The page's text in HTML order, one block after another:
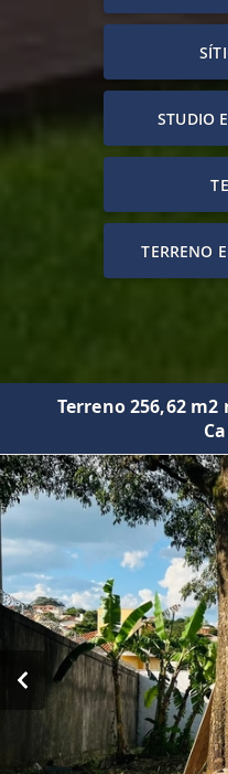
STUDIO
TERRENO
Terreno 256,62